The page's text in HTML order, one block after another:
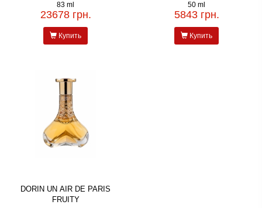
83 ml
23678 грн.
Купить
50 ml
5843 грн.
Купить
DORIN UN AIR DE PARIS
FRUITY